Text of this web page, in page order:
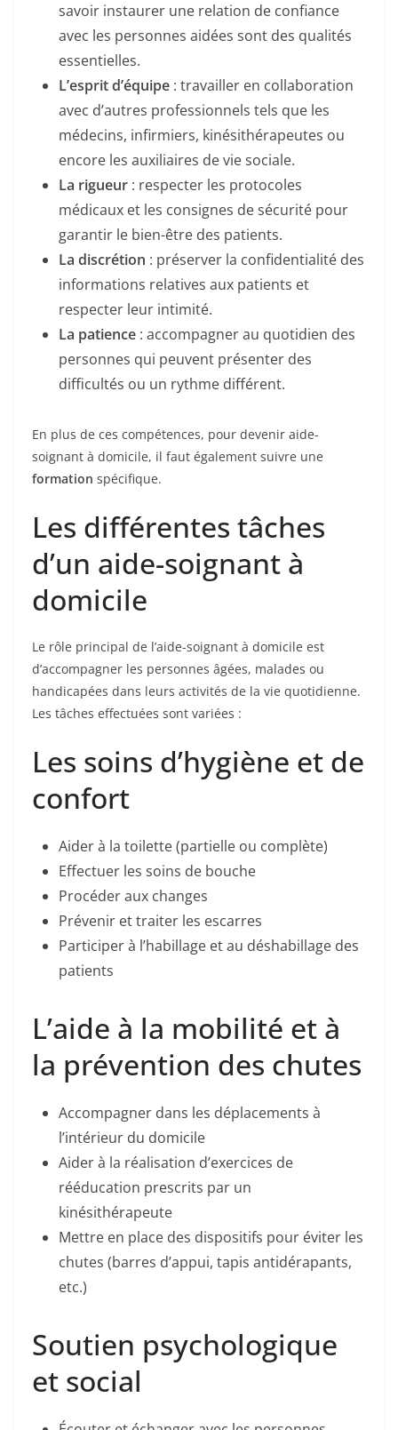
savoir instaurer une relation de confiance
avec les personnes aidées sont des qualités
essentielles.
L’esprit d’équipe : travailler en collaboration
avec d’autres professionnels tels que les
médecins, infirmiers, kinésithérapeutes ou
encore les auxiliaires de vie sociale.
La rigueur : respecter les protocoles
médicaux et les consignes de sécurité pour
garantir le bien-être des patients.
La discrétion : préserver la confidentialité des
informations relatives aux patients et
respecter leur intimité.
La patience : accompagner au quotidien des
personnes qui peuvent présenter des
difficultés ou un rythme différent.
En plus de ces compétences, pour devenir aide-
soignant à domicile, il faut également suivre une
formation spécifique.
Les différentes tâches
d’un aide-soignant à
domicile
Le rôle principal de l’aide-soignant à domicile est
d’accompagner les personnes âgées, malades ou
handicapées dans leurs activités de la vie quotidienne.
Les tâches effectuées sont variées :
Les soins d’hygiène et de
confort
Aider à la toilette (partielle ou complète)
Effectuer les soins de bouche
Procéder aux changes
Prévenir et traiter les escarres
Participer à l’habillage et au déshabillage des
patients
L’aide à la mobilité et à
la prévention des chutes
Accompagner dans les déplacements à
l’intérieur du domicile
Aider à la réalisation d’exercices de
rééducation prescrits par un
kinésithérapeute
Mettre en place des dispositifs pour éviter les
chutes (barres d’appui, tapis antidérapants,
etc.)
Soutien psychologique
et social